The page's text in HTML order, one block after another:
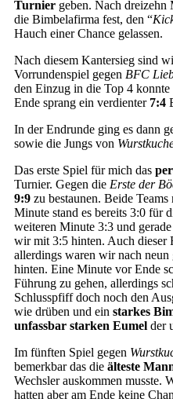
Turniergeben. Nach dreizehn
die Bimbelafirma fest, den “
Hauch einer Chance gelassen.
Nach diesem Kantersieg sind
Vorrundenspiel gegen BFC
den Einzug in die Top 4
Ende sprang ein verdienter 7:4
In der Endrunde ging es dann
sowie die Jungs von
Das erste Spiel für mich das
Turnier. Gegen dieErste der
9:9zu bestaunen. Beide
Minute stand es bereits 3:0 für
weiteren Minute 3:3 und
wir mit 3:5 hinten. Auch dieser
allerdings waren wir nach
hinten. Eine Minute vor Ende
Führung zu gehen, allerdings
Schlusspfiff doch noch den
wie drüben und ein starkes
unfassbar starken Eumelder
Im fünften Spiel gegen
bemerkbar das dieälteste
Wechsler auskommen musste.
hatten aber am Ende keine